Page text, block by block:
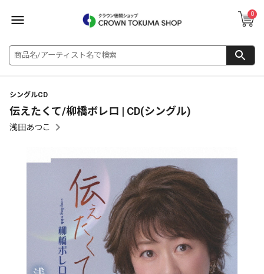
0
シングルCD
伝えたくて/柳橋ボレロ | CD(シングル)
浅田あつこ